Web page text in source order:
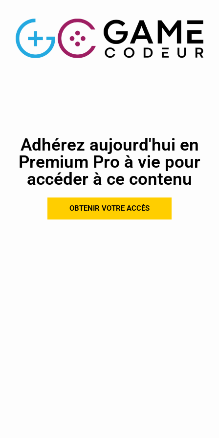
Adhérez aujourd'hui en
Premium Pro à vie pour
accéder à ce contenu
OBTENIR VOTRE ACCÈS